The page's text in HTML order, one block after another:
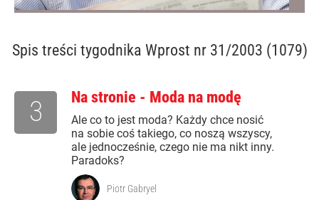
Spis treści tygodnika Wprost nr 31/2003 (1079)
Na stronie - Moda na modę
Ale co to jest moda? Każdy chce nosić
na sobie coś takiego, co noszą wszyscy,
ale jednocześnie, czego nie ma nikt inny.
Paradoks?
3
Piotr Gabryel